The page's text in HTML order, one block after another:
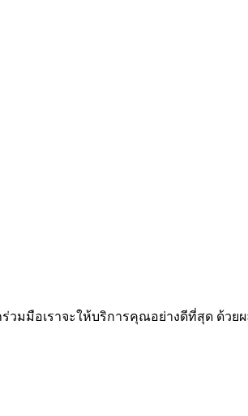
วมมือเราจะให้บริการคุณอย่างดีที่สุด ด้วย